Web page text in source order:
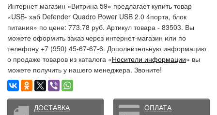
Интернет-магазин «Витрина 59» предлагает купить товар
«USB- хаб Defender Quadro Power USB 2.0 4порта, блок
питания» по цене: 773.78 руб. Артикул товара - 83503. Вы
можете оформить заказ через интернет-магазин или по
телефону +7 (950) 45-67-67-6. Дополнительную информацию
о продаже товаров из каталога «Носители информации» вы
можете получить у нашего менеджера. Звоните!
ДОСТАВКА
ОПЛАТА